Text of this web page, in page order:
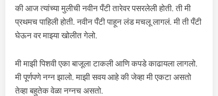
की आज त्यांच्या मुलीची नवीन पँटी तारेवर पसरलेली होती. ती मी
प्रथमच पाहिली होती. नवीन पँटी पाहून लंड मचलू लागलं. मी ती पँटी
घेऊन वर माझ्या खोलीत गेलो.
मी माझी पिशवी एका बाजूला टाकली आणि कपडे काढायला लागलो.
मी पूर्णपणे नग्न झालो. माझी सवय आहे की जेव्हा मी एकटा असतो
तेव्हा बहुतेक वेळा नग्नच असतो.